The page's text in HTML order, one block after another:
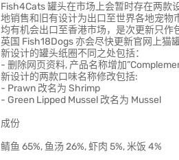
Fish4Cats 罐头在市场上会暂时存在两款
地销售和旧有设计为出口至世界各地宠物
均有机会出口至香港市场，是次更新只作
英国 Fish18Dogs 亦会尽快更新官网上猫罐
新设计的罐头纸圈不同之处包括：
- 删除网页资料, 产品名称增加
新设计的两款口味名称修改包括:
- Prawn 改名为 Shrimp
- Green Lipped Mussel 改名为 Mussel
成份
鲭鱼 65%, 鱼汤 26%, 虾肉 5%, 米饭 4%